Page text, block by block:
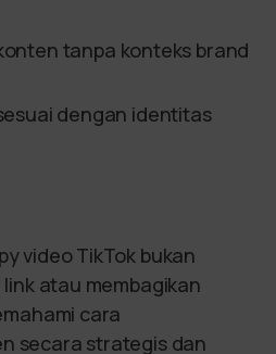
tanpa konteks brand
dengan identitas
video TikTok bukan
atau membagikan
cara
secara strategis dan